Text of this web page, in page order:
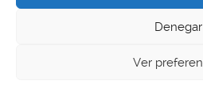
Denegar
Ver